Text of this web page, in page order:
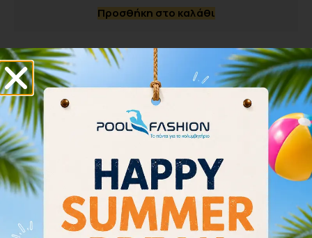
Προσθήκη στο καλάθι
Η εταιρεία
Στο κατάστημά μας στο Αιγάλεω, έναντι του